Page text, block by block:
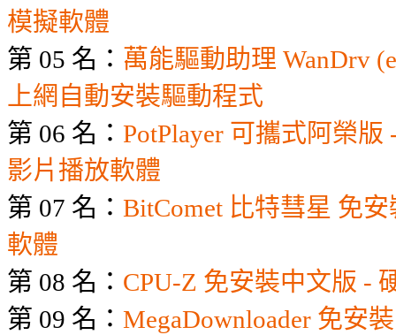
模擬軟體
第 05 名： 萬能驅動助理 WanDrv
上網自動安裝驅動程式
第 06 名： PotPlayer 可攜式阿榮
影片播放軟體
第 07 名： BitComet 比特彗星 免
軟體
第 08 名： CPU-Z 免安裝中文版 -
第 09 名： MegaDownloader 免安